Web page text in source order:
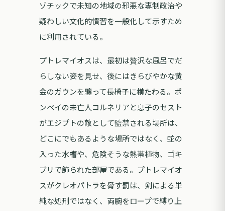
ゾチックで未知の地域の邪悪な専制政治や
疑わしい文化的慣習を一般化して示すため
に利用されている。
プトレマイオスは、最初は贅沢な風呂でだ
らしない姿を見せ、後にはきらびやかな黄
金のガウンを纏って長椅子に横たわる。ポ
ンペイの未亡人コルネリアと息子のセスト
がエジプトの敵として監禁される場所は、
どこにでもあるような場所ではなく、蛇の
入った水槽や、危険そうな熱帯植物、ゴキ
ブリで飾られた部屋である。プトレマイオ
スがクレオパトラを脅す罰は、剣による単
純な処刑ではなく、両腕をロープで縛り上